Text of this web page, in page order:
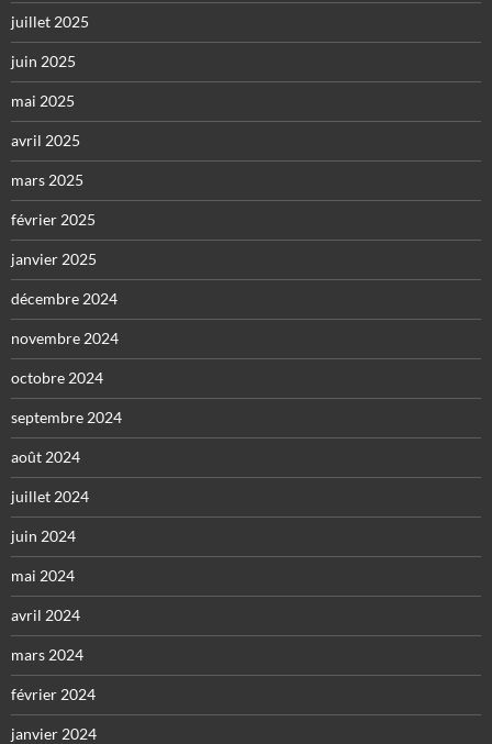
juillet 2025
juin 2025
mai 2025
avril 2025
mars 2025
février 2025
janvier 2025
décembre 2024
novembre 2024
octobre 2024
septembre 2024
août 2024
juillet 2024
juin 2024
mai 2024
avril 2024
mars 2024
février 2024
janvier 2024